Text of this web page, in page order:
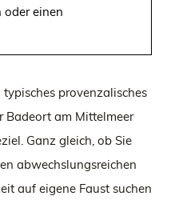
oder einen
provenzalisches
Badeort am Mittelmeer
Ganz gleich, ob Sie
abwechslungsreichen
auf eigene Faust suchen